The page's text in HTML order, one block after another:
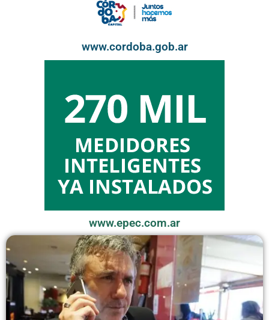
www.cordoba.gob.ar
www.epec.com.ar